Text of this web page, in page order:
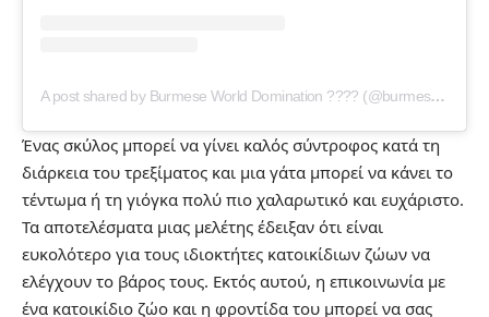
A post shared by Burmese World Domination ???? (@burmeseworlddomination)
Ένας σκύλος μπορεί να γίνει καλός σύντροφος κατά τη
διάρκεια του τρεξίματος και μια γάτα μπορεί να κάνει το
τέντωμα ή τη γιόγκα πολύ πιο χαλαρωτικό και ευχάριστο.
Τα αποτελέσματα μιας μελέτης έδειξαν ότι είναι
ευκολότερο για τους ιδιοκτήτες κατοικίδιων ζώων να
ελέγχουν το βάρος τους. Εκτός αυτού, η επικοινωνία με
ένα κατοικίδιο ζώο και η φροντίδα του μπορεί να σας